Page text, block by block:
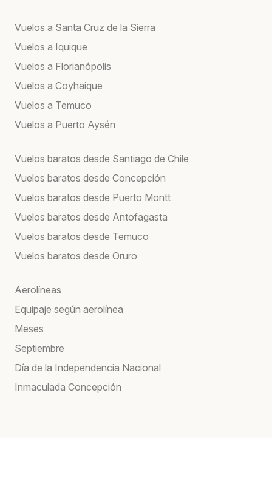
Vuelos a Santa Cruz de la Sierra
Vuelos a Iquique
Vuelos a Florianópolis
Vuelos a Coyhaique
Vuelos a Temuco
Vuelos a Puerto Aysén
Vuelos baratos desde Santiago de Chile
Vuelos baratos desde Concepción
Vuelos baratos desde Puerto Montt
Vuelos baratos desde Antofagasta
Vuelos baratos desde Temuco
Vuelos baratos desde Oruro
Aerolíneas
Equipaje según aerolínea
Meses
Septiembre
Día de la Independencia Nacional
Inmaculada Concepción